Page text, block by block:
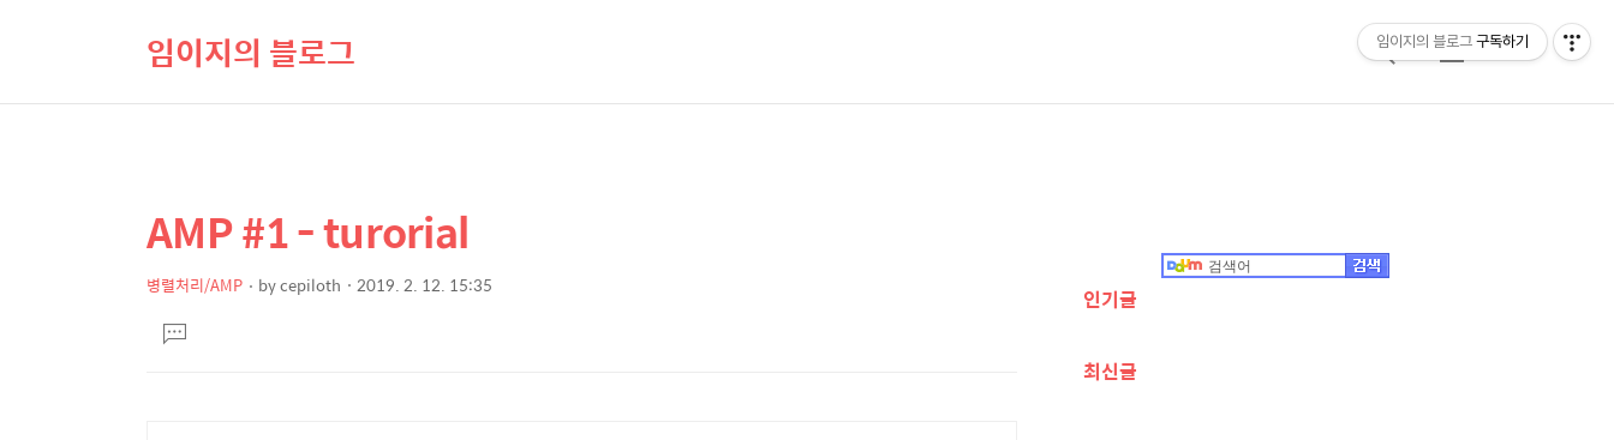
임이지의 블로그
검
메
상
세
컨
텐
본
문
제
AMP #1 - turorial
병렬처리/AMP bycepiloth 2019. 2. 12. 15:35
문댓
글
정
인기글
최신글
임이지의 블로그 구독하기